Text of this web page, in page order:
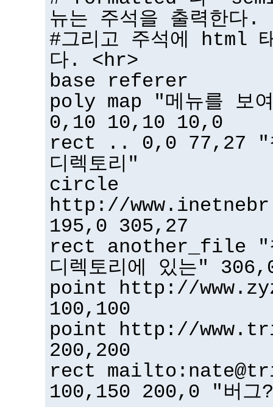
뉴는 주석을 출력한다.
#그리고 주석에 html
다. <hr>
base referer
poly map "메뉴를 보
0,10 10,10 10,0
rect .. 0,0 77,27 "
디렉토리"
circle
http://
195,0 305,27
rect another_file "
디렉토리에 있는"
point http://
100,100
point http://
200,200
rect
100,150 200,0 "버그